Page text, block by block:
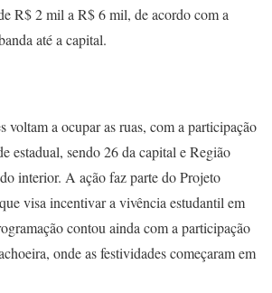
R$ 2 mil a R$ 6 mil, de acordo com a
até a capital.
voltam a ocupar as ruas, com a participação
estadual, sendo 26 da capital e Região
interior. A ação faz parte do Projeto
visa incentivar a vivência estudantil em
contou ainda com a participação
onde as festividades começaram em